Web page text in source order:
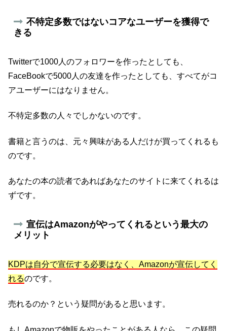
不特定多数ではないコアなユーザーを獲得で
きる
Twitterで1000人のフォロワーを作ったとしても、
FaceBookで5000人の友達を作ったとしても、すべてがコ
アユーザーにはなりません。
不特定多数の人々でしかないのです。
書籍と言うのは、元々興味がある人だけが買ってくれるも
のです。
あなたの本の読者であればあなたのサイトに来てくれるは
ずです。
宣伝はAmazonがやってくれるという最大の
メリット
KDPは自分で宣伝する必要はなく、Amazonが宣伝してく
れるのです。
売れるのか？という疑問があると思います。